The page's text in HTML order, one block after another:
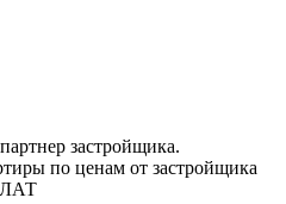
застройщика.
по ценам от застройщика